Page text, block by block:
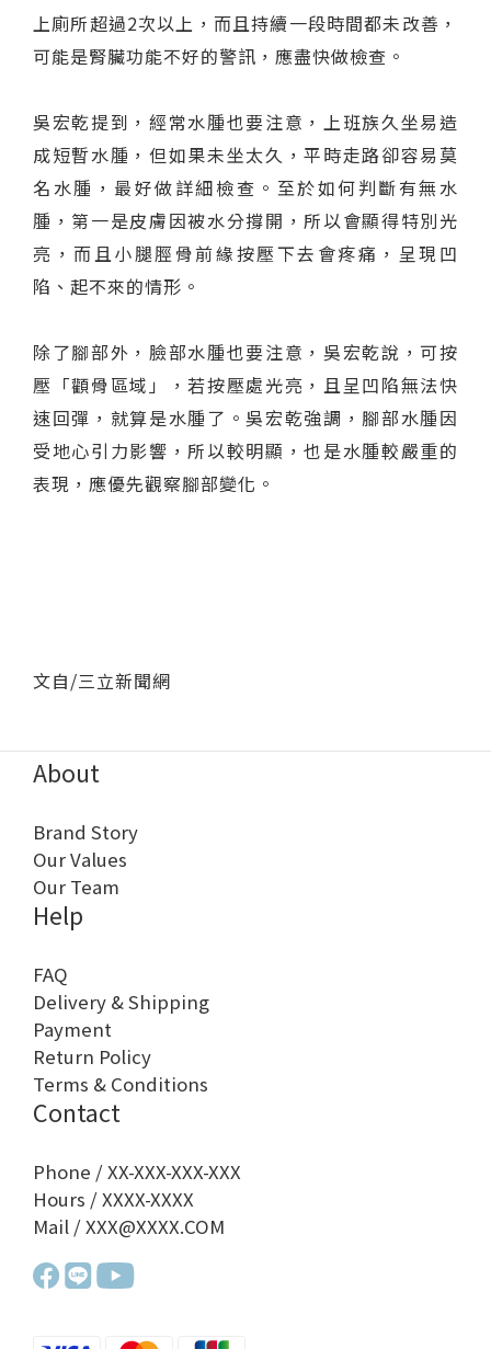
上廁所超過2次以上，而且持續一段時間都未改善，
可能是腎臟功能不好的警訊，應盡快做檢查。
吳宏乾提到，經常水腫也要注意，上班族久坐易造
成短暫水腫，但如果未坐太久，平時走路卻容易莫
名水腫，最好做詳細檢查。至於如何判斷有無水
腫，第一是皮膚因被水分撐開，所以會顯得特別光
亮，而且小腿脛骨前緣按壓下去會疼痛，呈現凹
陷、起不來的情形。
除了腳部外，臉部水腫也要注意，吳宏乾說，可按
壓「顴骨區域」，若按壓處光亮，且呈凹陷無法快
速回彈，就算是水腫了。吳宏乾強調，腳部水腫因
受地心引力影響，所以較明顯，也是水腫較嚴重的
表現，應優先觀察腳部變化。
文自/三立新聞網
About
Brand Story
Our Values
Our Team
Help
FAQ
Delivery & Shipping
Payment
Return Policy
Terms & Conditions
Contact
Phone / XX-XXX-XXX-XXX
Hours / XXXX-XXXX
Mail / XXX@XXXX.COM